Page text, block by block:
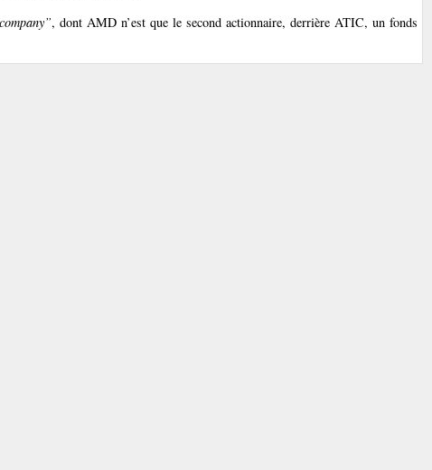
, dont AMD n’est que le second actionnaire, derrière ATIC, un fonds